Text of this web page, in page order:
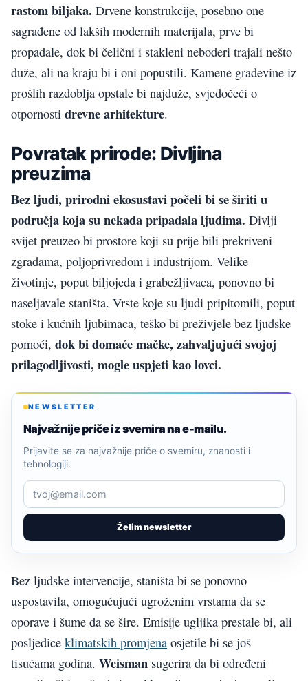
rastom biljaka. Drvene konstrukcije, posebno one
sagrađene od lakših modernih materijala, prve bi
propadale, dok bi čelični i stakleni neboderi trajali nešto
duže, ali na kraju bi i oni popustili. Kamene građevine iz
prošlih razdoblja opstale bi najduže, svjedočeći o
otpornosti drevne arhitekture.
Povratak prirode: Divljina
preuzima
Bez ljudi, prirodni ekosustavi počeli bi se širiti u
područja koja su nekada pripadala ljudima. Divlji
svijet preuzeo bi prostore koji su prije bili prekriveni
zgradama, poljoprivredom i industrijom. Velike
životinje, poput biljojeda i grabežljivaca, ponovno bi
naseljavale staništa. Vrste koje su ljudi pripitomili, poput
stoke i kućnih ljubimaca, teško bi preživjele bez ljudske
pomoći, dok bi domaće mačke, zahvaljujući svojoj
prilagodljivosti, mogle uspjeti kao lovci.
NEWSLETTER
Najvažnije priče iz svemira na e-mailu.
Želim newsletter
Prijavite se za najvažnije priče o svemiru, znanosti i
tehnologiji.
Bez ljudske intervencije, staništa bi se ponovno
uspostavila, omogućujući ugroženim vrstama da se
oporave i šume da se šire. Emisije ugljika prestale bi, ali
posljedice klimatskih promjena osjetile bi se još
tisućama godina. Weisman sugerira da bi određeni